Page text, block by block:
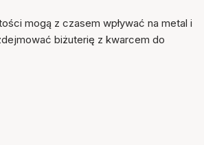
mogą z czasem wpływać na metal i
biżuterię z kwarcem do